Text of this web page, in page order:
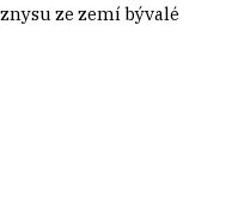
ze zemí bývalé